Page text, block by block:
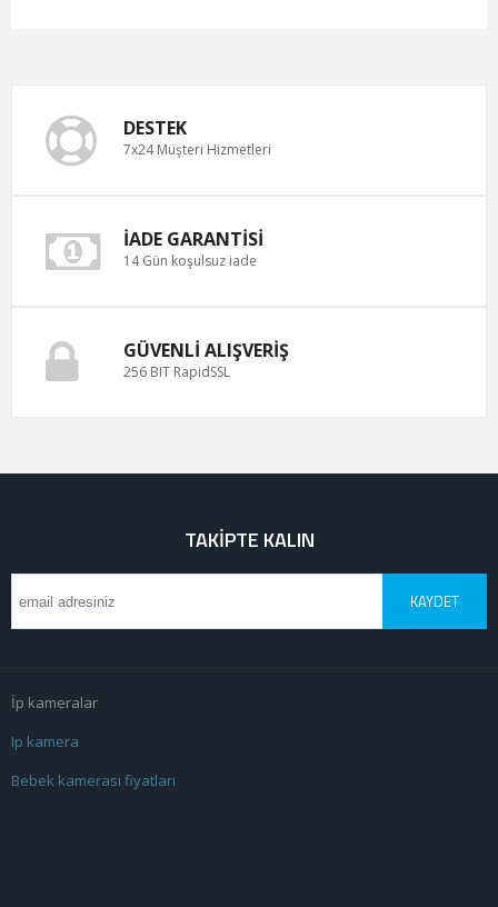
DESTEK
7x24 Müşteri Hizmetleri
İADE GARANTISI
14 Gün koşulsuz iade
GÜVENLI ALIŞVERIŞ
256 BIT RapidSSL
TAKIPTE KALIN
KAYDET
İp kameralar
Ip kamera
Bebek kamerası fiyatları